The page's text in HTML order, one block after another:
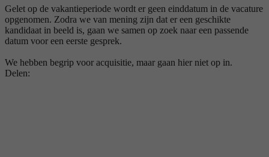
Gelet op de vakantieperiode wordt er geen einddatum in de vacature
opgenomen. Zodra we van mening zijn dat er een geschikte
kandidaat in beeld is, gaan we samen op zoek naar een passende
datum voor een eerste gesprek.
We hebben begrip voor acquisitie, maar gaan hier niet op in.
Delen: